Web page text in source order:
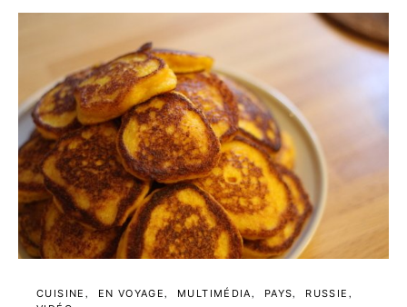
CUISINE EN VOYAGE MULTIMÉDIA PAYS
RUSSIE